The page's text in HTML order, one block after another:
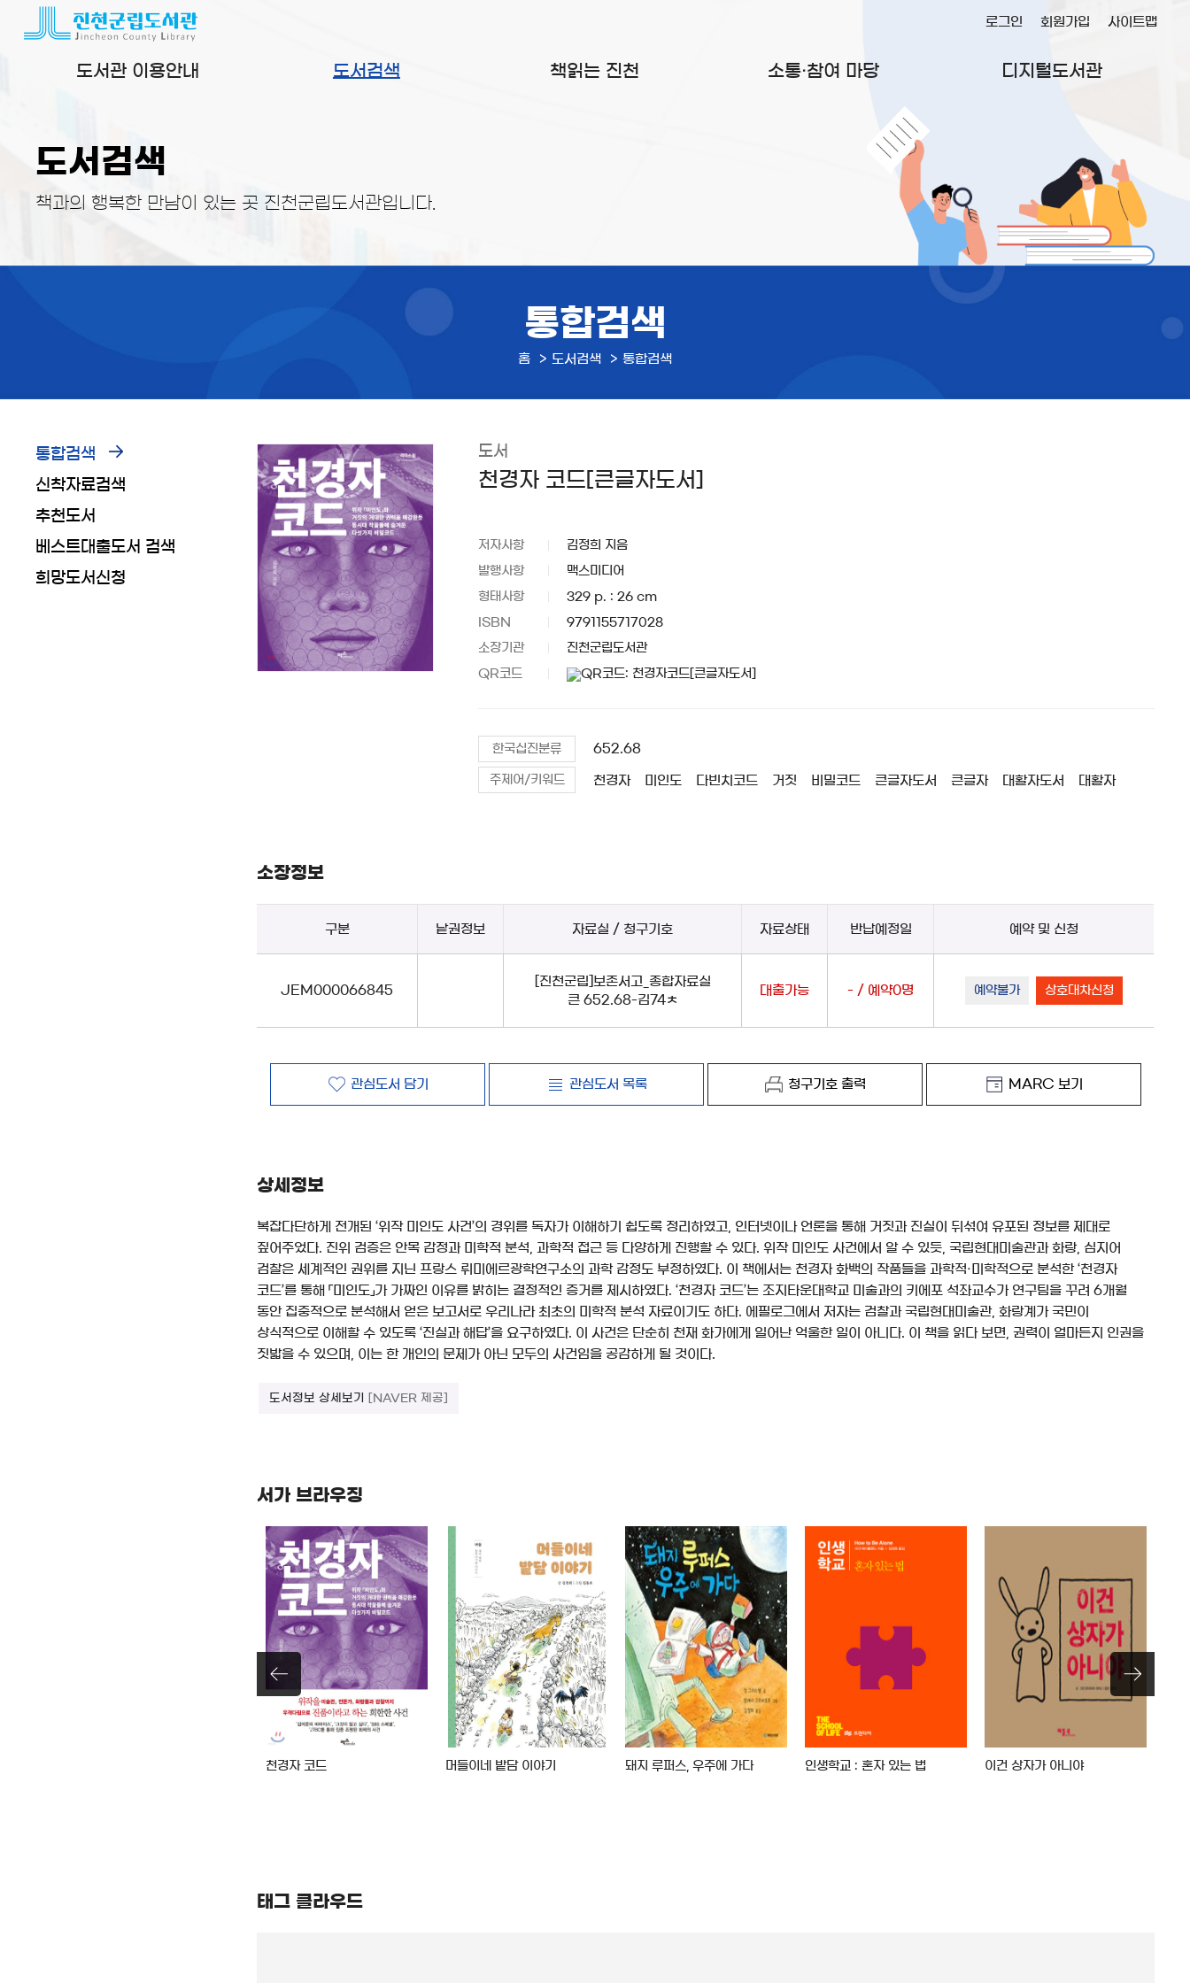
도서관 이용안내 도서검색 책읽는 진천 소통·참여 마당 디지털도서관
로그인 회원가입 사이트맵
도서검색
책과의 행복한 만남이 있는 곳 진천군립도서관입니다.
통합검색
홈 도서검색 통합검색
통합검색
신착자료검색
추천도서
베스트대출도서 검색
희망도서신청
도서
천경자 코드[큰글자도서]
저자사항 김정희 지음
발행사항 맥스미디어
형태사항 329 p. : 26 cm
ISBN 9791155717028
소장기관 진천군립도서관
QR코드
한국십진분류 652.68
주제어/키워드 천경자 미인도 다빈치코드 거짓 비밀코드 큰글자도서 큰글자 대활자도서 대활자
소장정보
구분 낱권정보 자료실 / 청구기호 자료상태 반납예정일 예약 및 신청
JEM000066845
[진천군립]보존서고_종합자료실
큰 652.68-김74ㅊ
대출가능 - / 예약0명 예약불가 상호대차신청
관심도서 담기 관심도서 목록 청구기호 출력 MARC 보기
상세정보
복잡다단하게 전개된 ‘위작 미인도 사건’의 경위를 독자가 이해하기 쉽도록 정리하였고, 인터넷이나 언론을 통해 거짓과 진실이 뒤섞여 유포된 정보를 제대로
짚어주었다. 진위 검증은 안목 감정과 미학적 분석, 과학적 접근 등 다양하게 진행할 수 있다. 위작 미인도 사건에서 알 수 있듯, 국립현대미술관과 화랑, 심지어
검찰은 세계적인 권위를 지닌 프랑스 뤼미에르광학연구소의 과학 감정도 부정하였다. 이 책에서는 천경자 화백의 작품들을 과학적·미학적으로 분석한 ‘천경자
코드’를 통해 「미인도」가 가짜인 이유를 밝히는 결정적인 증거를 제시하였다. ‘천경자 코드’는 조지타운대학교 미술과의 키에포 석좌교수가 연구팀을 꾸려 6개월
동안 집중적으로 분석해서 얻은 보고서로 우리나라 최초의 미학적 분석 자료이기도 하다. 에필로그에서 저자는 검찰과 국립현대미술관, 화랑계가 국민이
상식적으로 이해할 수 있도록 ‘진실과 해답’을 요구하였다. 이 사건은 단순히 천재 화가에게 일어난 억울한 일이 아니다. 이 책을 읽다 보면, 권력이 얼마든지 인권을
짓밟을 수 있으며, 이는 한 개인의 문제가 아닌 모두의 사건임을 공감하게 될 것이다.
도서정보 상세보기 [NAVER 제공]
서가 브라우징
천경자 코드 머들이네 밭담 이야기 돼지 루퍼스, 우주에 가다 인생학교 : 혼자 있는 법 이건 상자가 아니야
태그 클라우드